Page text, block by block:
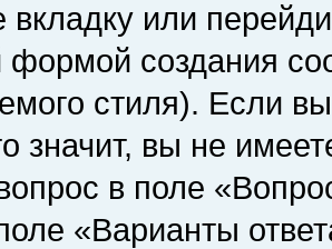
вкладку или
формой создания
стиля). Если
значит, вы не
в поле
«Варианты